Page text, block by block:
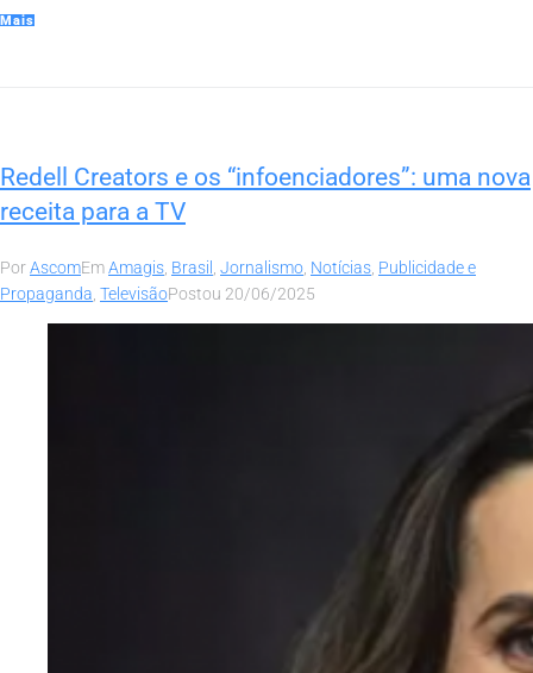
Mais
Redell Creators e os “infoenciadores”: uma nova
receita para a TV
PorAscomEmAmagis, Brasil , Jornalismo, Notícias, Publicidade e
Propaganda, TelevisãoPostou 20/06/2025